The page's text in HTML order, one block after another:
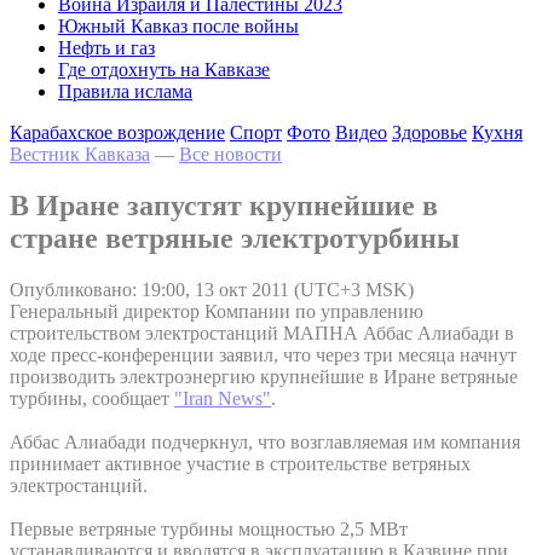
Война Израиля и Палестины 2023
Южный Кавказ после войны
Нефть и газ
Где отдохнуть на Кавказе
Правила ислама
Карабахское возрождение Спорт Фото Видео Здоровье Кухня
Вестник Кавказа — Все новости
В Иране запустят крупнейшие в
стране ветряные электротурбины
Опубликовано: 19:00, 13 окт 2011 (UTC+3 MSK)
Генеральный директор Компании по управлению
строительством электростанций МАПНА Аббас Алиабади в
ходе пресс-конференции заявил, что через три месяца начнут
производить электроэнергию крупнейшие в Иране ветряные
турбины, сообщает "Iran News".
Аббас Алиабади подчеркнул, что возглавляемая им компания
принимает активное участие в строительстве ветряных
электростанций.
Первые ветряные турбины мощностью 2,5 МВт
устанавливаются и вводятся в эксплуатацию в Казвине при